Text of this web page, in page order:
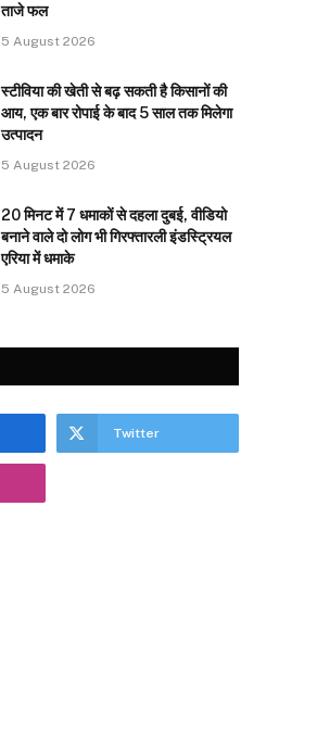
ताजे फल
5 August 2026
स्टीविया की खेती से बढ़ सकती है किसानों की
आय, एक बार रोपाई के बाद 5 साल तक मिलेगा
उत्पादन
5 August 2026
20 मिनट में 7 धमाकों से दहला दुबई, वीडियो
बनाने वाले दो लोग भी गिरफ्तारली इंडस्ट्रियल
एरिया में धमाके
5 August 2026
Twitter